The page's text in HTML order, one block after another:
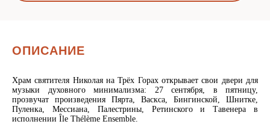
ОПИСАНИЕ
Храм святителя Николая на Трёх Горах открывает свои двери для
музыки духовного минимализма: 27 сентября, в пятницу,
прозвучат произведения Пярта, Васкса, Бингинской, Шнитке,
Пуленка, Мессиана, Палестрины, Ретинского и Тавенера в
исполнении Île Thélème Ensemble.